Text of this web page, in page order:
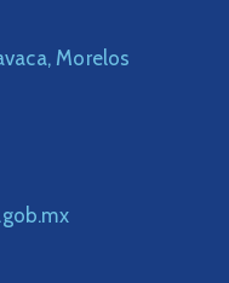
Morelos